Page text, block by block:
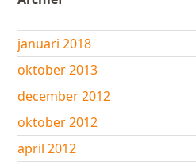
januari 2018
oktober 2013
december 2012
oktober 2012
april 2012